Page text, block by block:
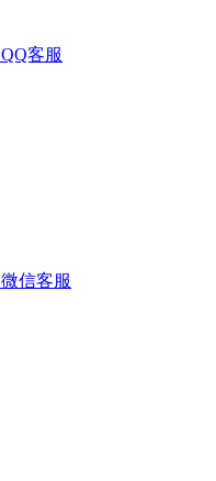
QQ客服
微信客服